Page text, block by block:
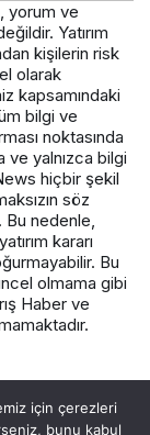
yorum ve
Yatırım
kişilerin risk
olarak
kapsamındaki
bilgi ve
noktasında
yalnızca bilgi
hiçbir şekil
söz
Bu nedenle,
kararı
Bu
olmama gibi
Haber ve
için çerezleri
bunu kabul